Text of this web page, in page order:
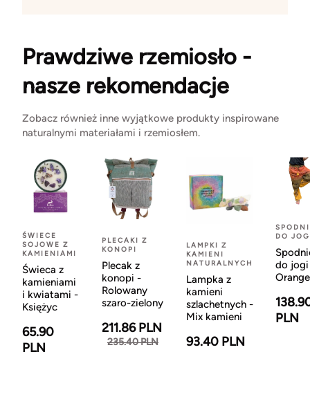
Prawdziwe rzemiosło -
nasze rekomendacje
Zobacz również inne wyjątkowe produkty inspirowane
naturalnymi materiałami i rzemiosłem.
ŚWIECE
SOJOWE Z
KAMIENIAMI
Świeca z
kamieniami
i kwiatami -
Księżyc
65.90
PLN
PLECAKI Z
KONOPI
Plecak z
konopi -
Rolowany
szaro-zielony
211.86 PLN
235.40 PLN
LAMPKI Z
KAMIENI
NATURALNYCH
Lampka z
kamieni
szlachetnych -
Mix kamieni
93.40 PLN
DO
do
Orange
PLN